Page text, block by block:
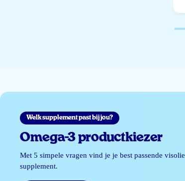
Welk supplement past bij jou?
Omega-3 productkiezer
Met 5 simpele vragen vind je je best passende visolie
supplement.